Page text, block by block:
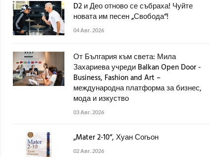
D2 и Део отново се събраха! Чуйте
новата им песен „Свобода“!
04 Авг. 2026
От България към света: Мила
Захариева учреди Balkan Open Door -
Business, Fashion and Art –
международна платформа за бизнес,
мода и изкуство
03 Авг. 2026
„Mater 2-10“, Хуан Согьон
02 Авг. 2026